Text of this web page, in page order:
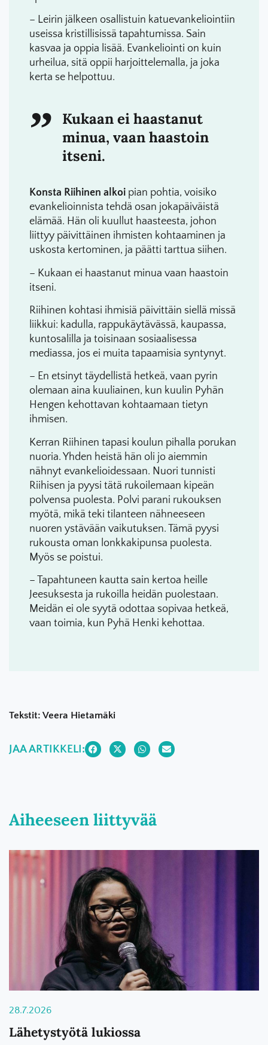
– Leirin jälkeen osallistuin katuevankeliointiin
useissa kristillisissä tapahtumissa. Sain
kasvaa ja oppia lisää. Evankeliointi on kuin
urheilua, sitä oppii harjoittelemalla, ja joka
kerta se helpottuu.
Kukaan ei haastanut
minua, vaan haastoin
itseni.
Konsta Riihinen alkoi pian pohtia, voisiko
evankelioinnista tehdä osan jokapäiväistä
elämää. Hän oli kuullut haasteesta, johon
liittyy päivittäinen ihmisten kohtaaminen ja
uskosta kertominen, ja päätti tarttua siihen.
– Kukaan ei haastanut minua vaan haastoin
itseni.
Riihinen kohtasi ihmisiä päivittäin siellä missä
liikkui: kadulla, rappukäytävässä, kaupassa,
kuntosalilla ja toisinaan sosiaalisessa
mediassa, jos ei muita tapaamisia syntynyt.
– En etsinyt täydellistä hetkeä, vaan pyrin
olemaan aina kuuliainen, kun kuulin Pyhän
Hengen kehottavan kohtaamaan tietyn
ihmisen.
Kerran Riihinen tapasi koulun pihalla porukan
nuoria. Yhden heistä hän oli jo aiemmin
nähnyt evankelioidessaan. Nuori tunnisti
Riihisen ja pyysi tätä rukoilemaan kipeän
polvensa puolesta. Polvi parani rukouksen
myötä, mikä teki tilanteen nähneeseen
nuoren ystävään vaikutuksen. Tämä pyysi
rukousta oman lonkkakipunsa puolesta.
Myös se poistui.
– Tapahtuneen kautta sain kertoa heille
Jeesuksesta ja rukoilla heidän puolestaan.
Meidän ei ole syytä odottaa sopivaa hetkeä,
vaan toimia, kun Pyhä Henki kehottaa.
Tekstit: Veera Hietamäki
JAA ARTIKKELI:
Aiheeseen liittyvää
28.7.2026
Lähetystyötä lukiossa